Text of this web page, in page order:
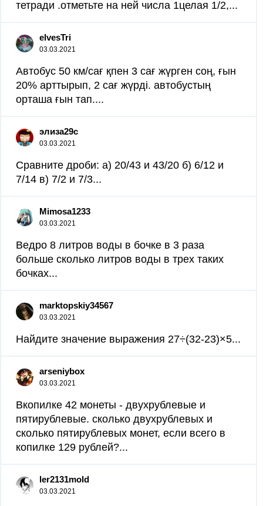
тетради .отметьте на ней числа 1целая 1/2,...
elvesTri
03.03.2021
Автобус 50 км/сағ қпен 3 сағ жүрген соң, ғын
20% арттырып, 2 сағ жүрді. автобустың
орташа ғын тап....
элиза29с
03.03.2021
Сравните дроби: а) 20/43 и 43/20 б) 6/12 и
7/14 в) 7/2 и 7/3...
Mimosa1233
03.03.2021
Ведро 8 литров воды в бочке в 3 раза
больше сколько литров воды в трех таких
бочках...
marktopskiy34567
03.03.2021
Найдите значение выражения 27÷(32-23)×5...
arseniybox
03.03.2021
Вкопилке 42 монеты - двухрублевые и
пятирублевые. сколько двухрублевых и
сколько пятирублевых монет, если всего в
копилке 129 рублей?...
ler2131mold
03.03.2021